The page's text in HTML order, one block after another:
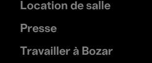
Location de salle
Presse
Travailler à Bozar